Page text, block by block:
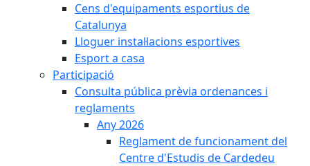
Cens d'equipaments esportius de
Catalunya
Lloguer instal·lacions esportives
Esport a casa
Participació
Consulta pública prèvia ordenances i
reglaments
Any 2026
Reglament de funcionament del
Centre d'Estudis de Cardedeu